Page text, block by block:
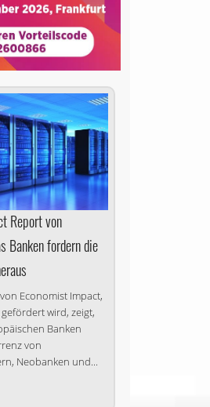
Report von
Banken fordern die
Economist Impact,
wird, zeigt,
Banken
von
Neobanken und...